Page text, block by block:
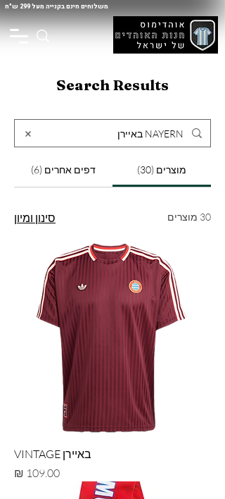
משלוחים חינם בקנייה מעל 299 ש"ח
Search Results
מוצרים (30) דפים אחרים (6)
30 מוצרים סינון ומיון
באיירן VINTAGE
מחיר